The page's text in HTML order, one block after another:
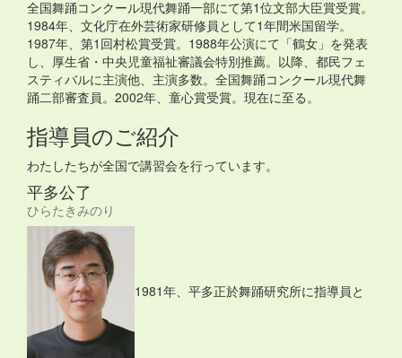
全国舞踊コンクール現代舞踊一部にて第1位文部大臣賞受賞。
1984年、文化庁在外芸術家研修員として1年間米国留学。
1987年、第1回村松賞受賞。1988年公演にて「鶴女」を発表
し、厚生省・中央児童福祉審議会特別推薦。以降、都民フェ
スティバルに主演他、主演多数。全国舞踊コンクール現代舞
踊二部審査員。2002年、童心賞受賞。現在に至る。
指導員のご紹介
わたしたちが全国で講習会を行っています。
平多公了
ひらたきみのり
1981年、平多正於舞踊研究所に指導員と